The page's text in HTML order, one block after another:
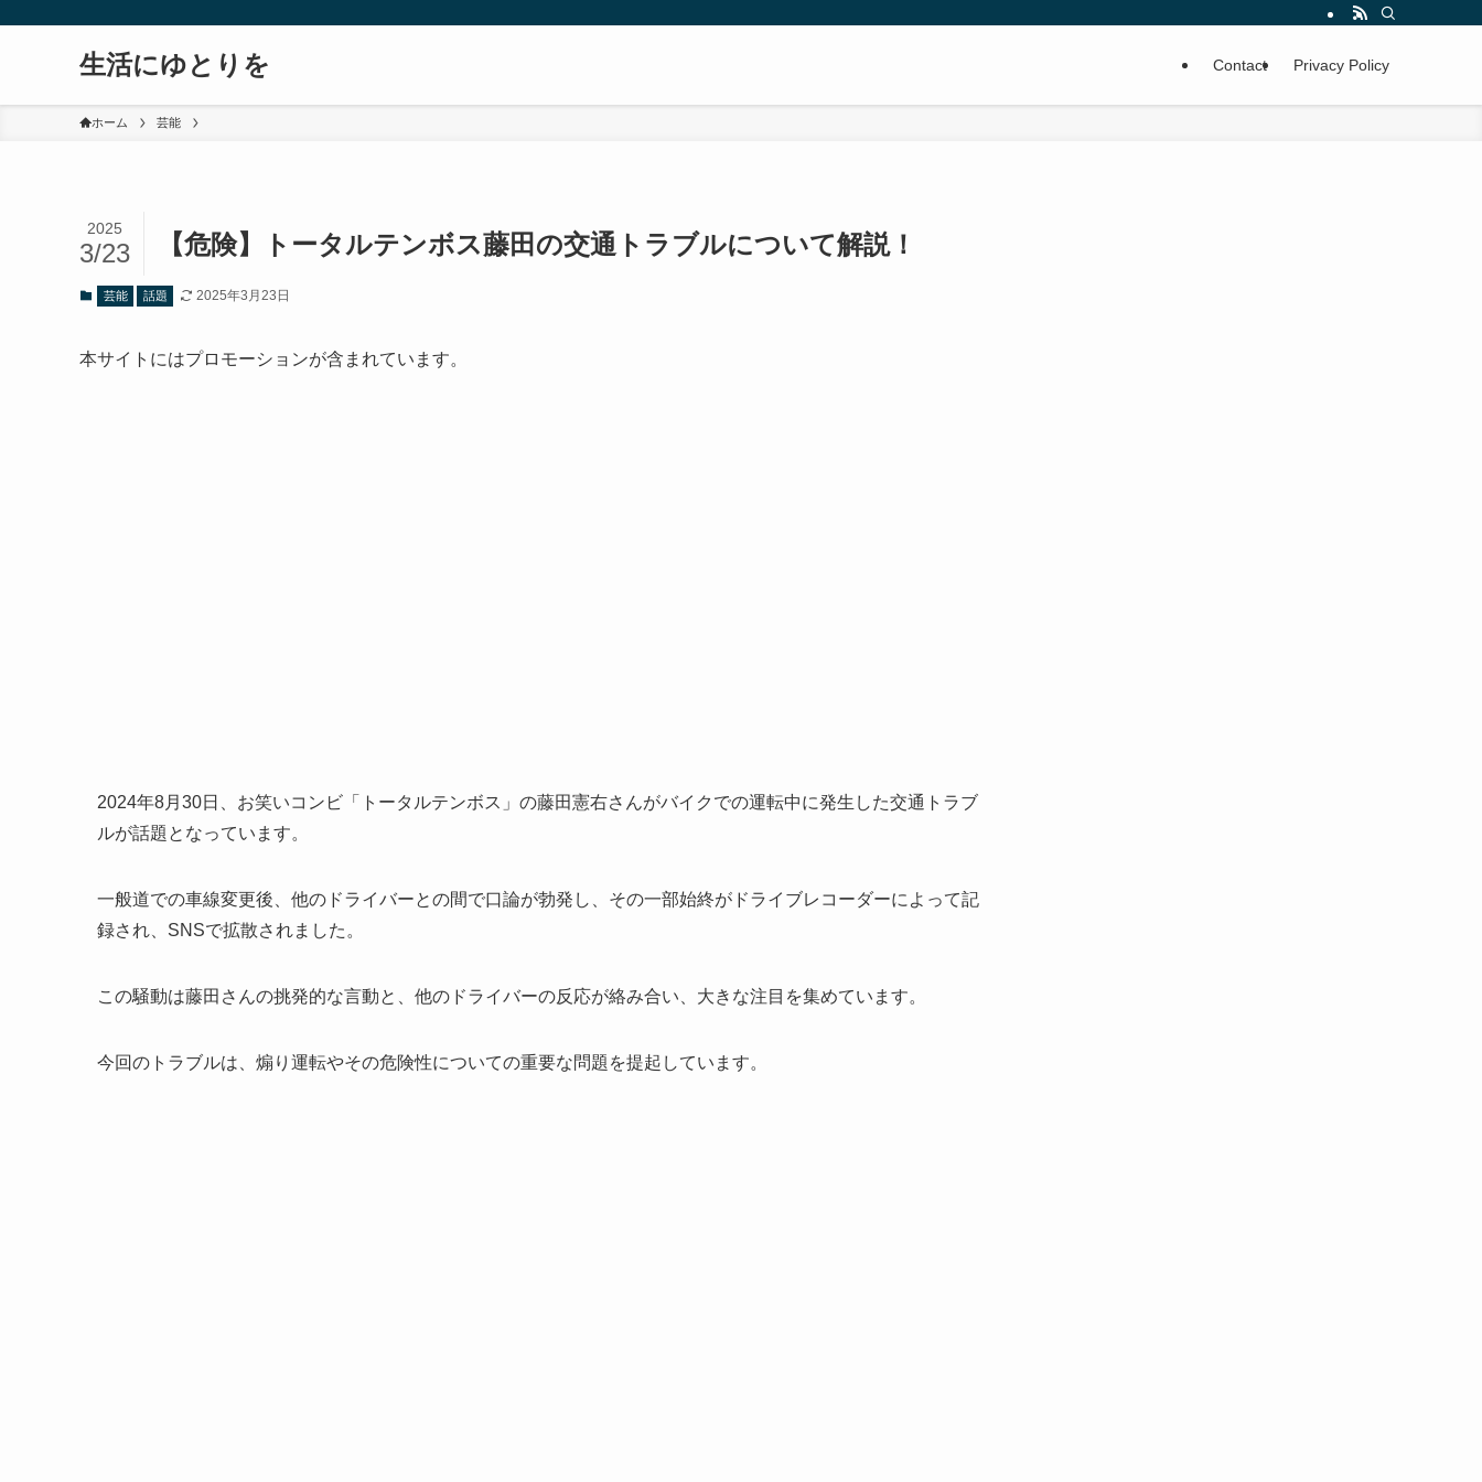
生活にゆとりを Contact Privacy Policy
ホーム 芸能
【危険】トータルテンボス藤田の交通トラブルについて解説！
2025
3/23
芸能 話題 2025年3月23日
本サイトにはプロモーションが含まれています。
2024年8月30日、お笑いコンビ「トータルテンボス」の藤田憲右さんがバイクでの運転中に発生した交通トラブ
ルが話題となっています。
一般道での車線変更後、他のドライバーとの間で口論が勃発し、その一部始終がドライブレコーダーによって記
録され、SNSで拡散されました。
この騒動は藤田さんの挑発的な言動と、他のドライバーの反応が絡み合い、大きな注目を集めています。
今回のトラブルは、煽り運転やその危険性についての重要な問題を提起しています。